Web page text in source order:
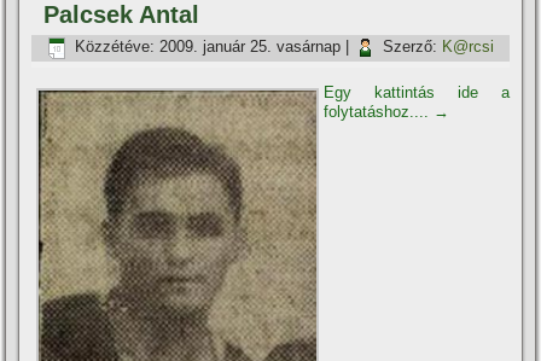
Palcsek Antal
Közzétéve: 2009. január 25. vasárnap Szerző: K@rcsi
Egy kattintás ide a
folytatáshoz.... →